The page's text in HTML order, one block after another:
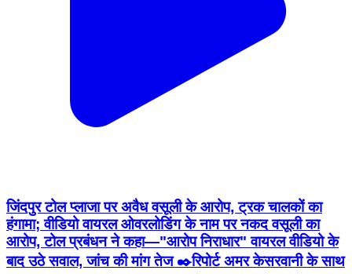
जिंदपुर टोल प्लाजा पर अवैध वसूली के आरोप, ट्रक चालकों का
हंगामा; वीडियो वायरल ओवरलोडिंग के नाम पर नकद वसूली का
आरोप, टोल प्रबंधन ने कहा—"आरोप निराधार" वायरल वीडियो के
बाद उठे सवाल, जांच की मांग तेज ✒️रिपोर्ट अमर केसरवानी के साथ